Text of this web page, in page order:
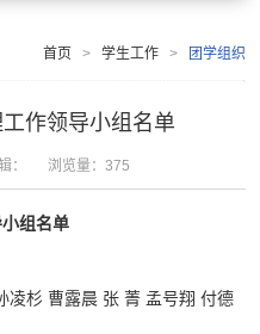
首页 > 学生工作 > 团学组织
作领导小组名单
： 浏览量： 375
组名单
凌杉 曹露晨 张 菁 孟号翔 付德